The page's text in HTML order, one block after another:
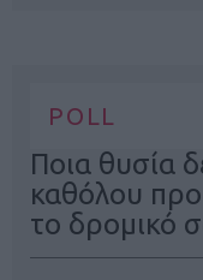
POLL
Ποια θυσία
καθόλου
το δρομικό